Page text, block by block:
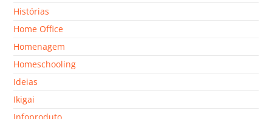
Histórias
Home Office
Homenagem
Homeschooling
Ideias
Ikigai